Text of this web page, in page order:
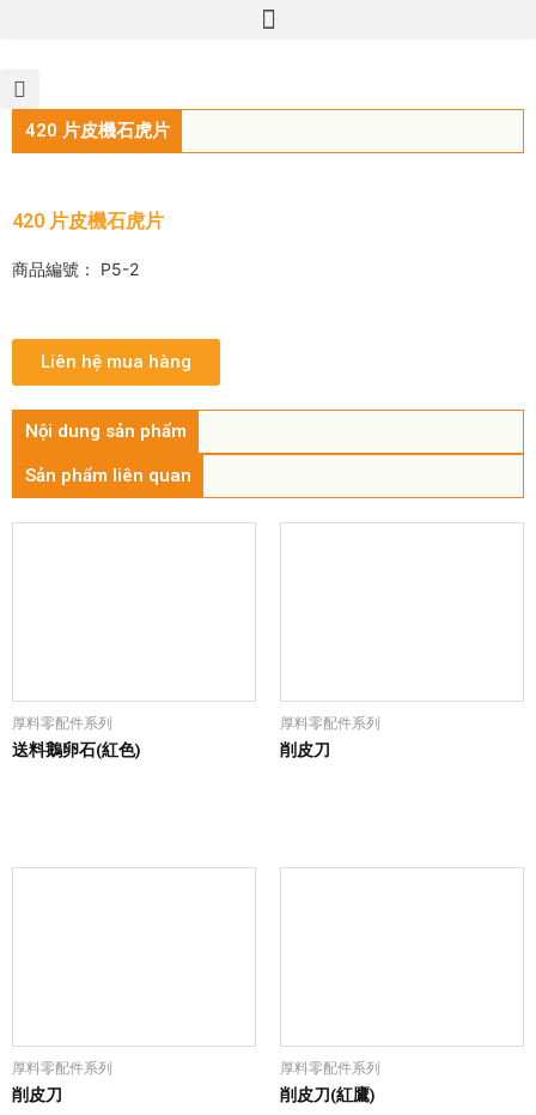
420 片皮機石虎片
420 片皮機石虎片
商品編號： P5-2
Liên hệ mua hàng
Nội dung sản phẩm
Sản phẩm liên quan
厚料零配件系列
送料鵝卵石(紅色)
厚料零配件系列
削皮刀
厚料零配件系列
削皮刀
厚料零配件系列
削皮刀(紅鷹)